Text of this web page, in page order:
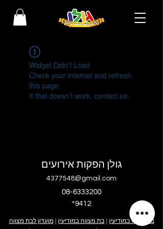
Widget Didn’t Load
Check your internet and refresh
this page.
If that doesn’t work, contact us.
גולן הפקות אירועים
4377548@gmail.com
08-6333200
בר מצווה במודיעין |בת מצווה במודיעין |מועדון לבת מצווה
*9412